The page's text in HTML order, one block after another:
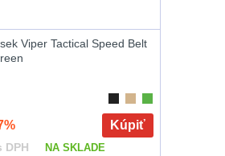
Viper Tactical Speed Belt
Kúpiť
DPH NA SKLADE